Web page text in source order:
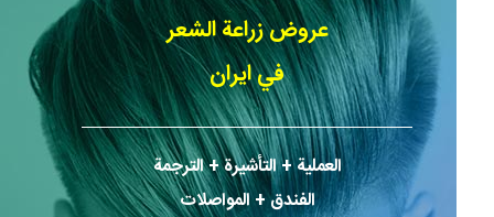
عروض زراعة الشعر
في ايران
العملیة + التأشیرة + الترجمة
الفندق + المواصلات